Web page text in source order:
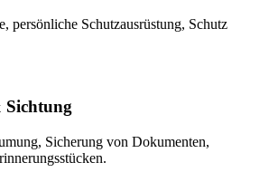
persönliche Schutzausrüstung, Schutz
Sicherung von Dokumenten,